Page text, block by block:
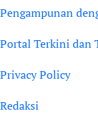
Pengampunan
Portal Terkini dan
Privacy Policy
Redaksi